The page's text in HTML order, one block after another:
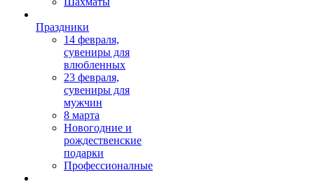
Праздники
14 февраля,
сувениры для
влюбленных
23 февраля,
сувениры для
мужчин
8 марта
Новогодние и
рождественские
подарки
Профессионалные